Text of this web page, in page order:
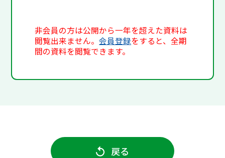
非会員の方は公開から一年を超えた資料は
閲覧出来ません。会員登録をすると、全期
間の資料を閲覧できます。
戻る